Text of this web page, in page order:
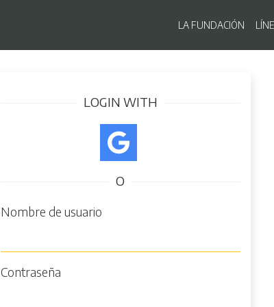
contenido
LA FUNDACIÓN
Iniciar sesión
LOGIN WITH
O
Nombre de usuario
Contraseña